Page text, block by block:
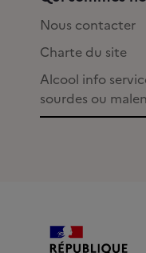
Nous contacter
Charte du site
Alcool info
sourdes ou